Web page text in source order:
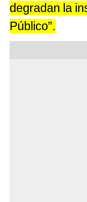
degradan la
Público”.